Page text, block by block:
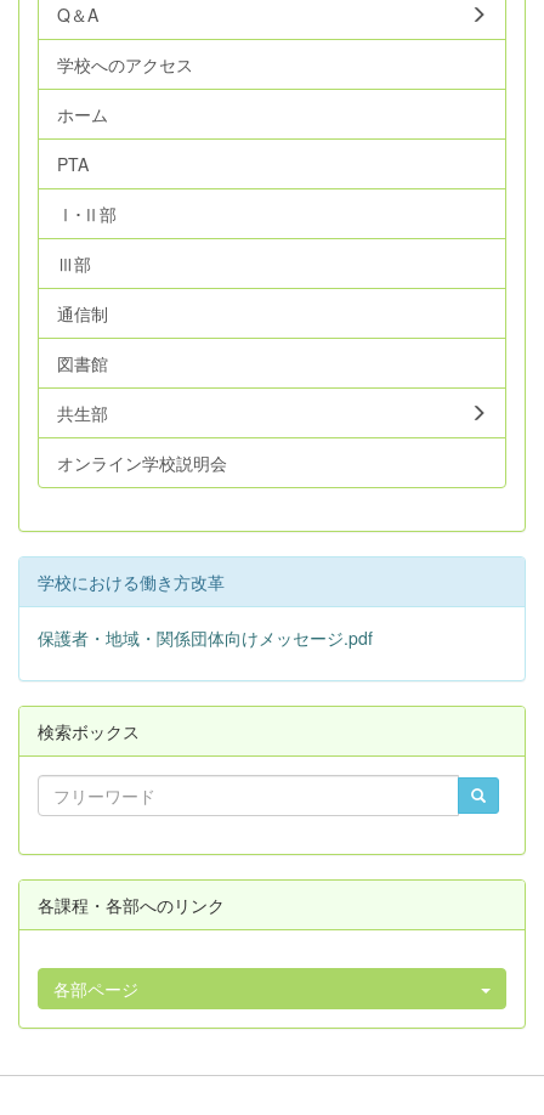
Q＆A
学校へのアクセス
ホーム
PTA
Ⅰ･Ⅱ部
Ⅲ部
通信制
図書館
共生部
オンライン学校説明会
学校における働き方改革
保護者・地域・関係団体向けメッセージ.pdf
検索ボックス
各課程・各部へのリンク
各部ページ